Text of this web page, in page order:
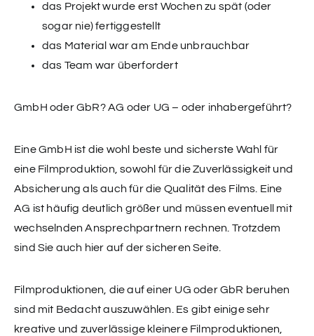
das Projekt wurde erst Wochen zu spät (oder
sogar nie) fertiggestellt
das Material war am Ende unbrauchbar
das Team war überfordert
GmbH oder GbR? AG oder UG – oder inhabergeführt?
Eine GmbH ist die wohl beste und sicherste Wahl für
eine Filmproduktion, sowohl für die Zuverlässigkeit und
Absicherung als auch für die Qualität des Films. Eine
AG ist häufig deutlich größer und müssen eventuell mit
wechselnden Ansprechpartnern rechnen. Trotzdem
sind Sie auch hier auf der sicheren Seite.
Filmproduktionen, die auf einer UG oder GbR beruhen
sind mit Bedacht auszuwählen. Es gibt einige sehr
kreative und zuverlässige kleinere Filmproduktionen,